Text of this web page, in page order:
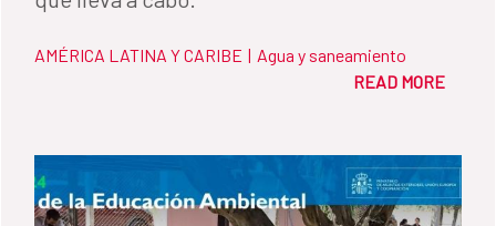
AMÉRICA LATINA Y CARIBE | Agua y saneamiento
READ MORE